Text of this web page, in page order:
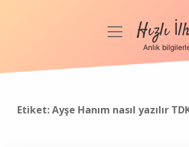
Anasayfa
menüyüHızlı
Anlık
Etiket:Ayşe Hanım nasıl yazılır